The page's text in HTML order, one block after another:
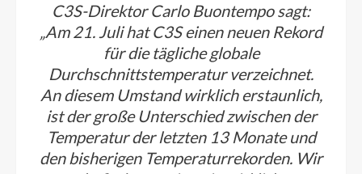
C3S-Direktor Carlo Buontempo sagt:
„Am 21. Juli hat C3S einen neuen Rekord
für die tägliche globale
Durchschnittstemperatur verzeichnet.
An diesem Umstand wirklich erstaunlich,
ist der große Unterschied zwischen der
Temperatur der letzten 13 Monate und
den bisherigen Temperaturrekorden. Wir